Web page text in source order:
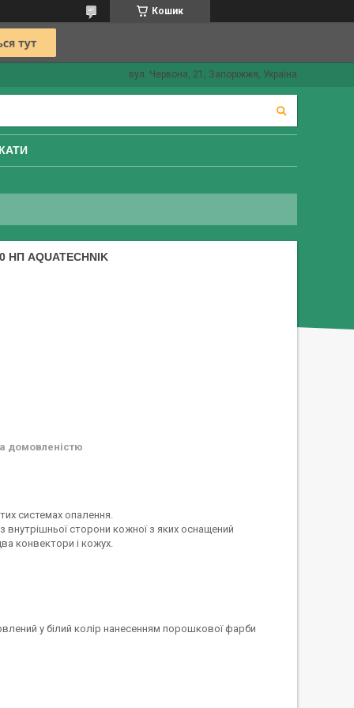
Кошик
вул. Червона, 21, Запоріжжя, Україна
НП AQUATECHNIK
домовленістю
системах опалення.
внутрішньої сторони кожної з яких оснащений
конвектори і кожух.
у білий колір нанесенням порошкової фарби